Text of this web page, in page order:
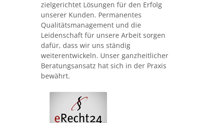
zielgerichtet Lösungen für den Erfolg
unserer Kunden. Permanentes
Qualitätsmanagement und die
Leidenschaft für unsere Arbeit sorgen
dafür, dass wir uns ständig
weiterentwickeln. Unser ganzheitlicher
Beratungsansatz hat sich in der Praxis
bewährt.